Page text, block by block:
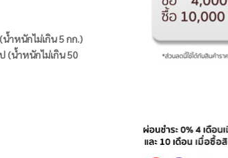
ำหนักไม่เกิน 5 กก.)
(น้ำหนักไม่เกิน 50